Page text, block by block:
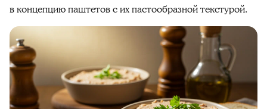
в концепцию паштетов с их пастообразной текстурой.